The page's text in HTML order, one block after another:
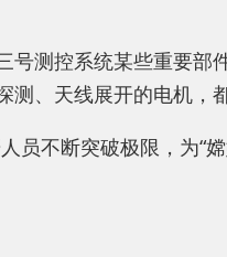
测控系统某些重要部
测、天线展开的电机，
员不断突破极限，为“